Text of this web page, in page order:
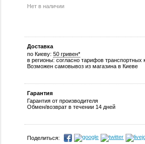
Нет в наличии
Доставка
по Киеву:50 гривен*
в регионы: согласно тарифов транспортных
Возможен самовывоз из магазина в Киеве
Гарантия
Гарантия от производителя
Обмен/возврат в течении 14 дней
Поделиться: